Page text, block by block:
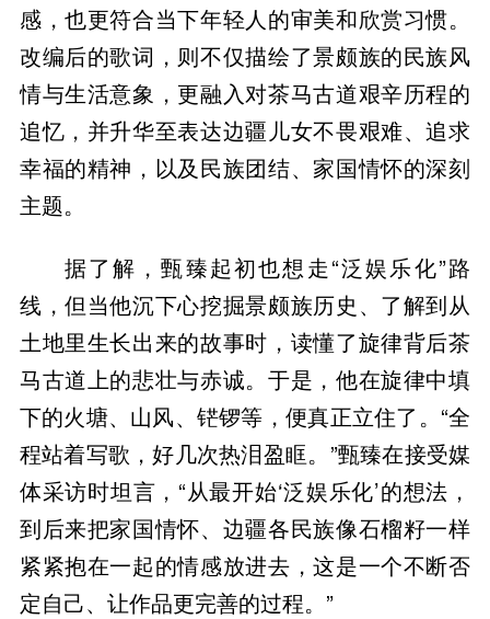
感，也更符合当下年轻人的审美和欣赏习惯。
改编后的歌词，则不仅描绘了景颇族的民族风
情与生活意象，更融入对茶马古道艰辛历程的
追忆，并升华至表达边疆儿女不畏艰难、追求
幸福的精神，以及民族团结、家国情怀的深刻
主题。
据了解，甄臻起初也想走“泛娱乐化”路
线，但当他沉下心挖掘景颇族历史、了解到从
土地里生长出来的故事时，读懂了旋律背后茶
马古道上的悲壮与赤诚。于是，他在旋律中填
下的火塘、山风、铓锣等，便真正立住了。“全
程站着写歌，好几次热泪盈眶。”甄臻在接受媒
体采访时坦言，“从最开始‘泛娱乐化’的想法，
到后来把家国情怀、边疆各民族像石榴籽一样
紧紧抱在一起的情感放进去，这是一个不断否
定自己、让作品更完善的过程。”